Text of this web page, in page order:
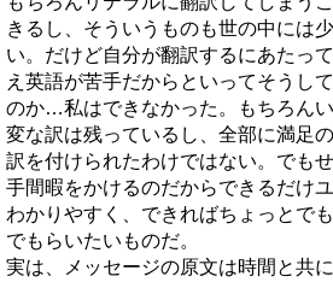
きるし、そういうものも世の中には
い。だけど自分が翻訳するにあたっ
え英語が苦手だからといってそうし
のか…私はできなかった。もちろん
変な訳は残っているし、全部に満足
訳を付けられたわけではない。でもせ
手間暇をかけるのだからできるだけ
わかりやすく、できればちょっとで
でもらいたいものだ。
実は、メッセージの原文は時間と共